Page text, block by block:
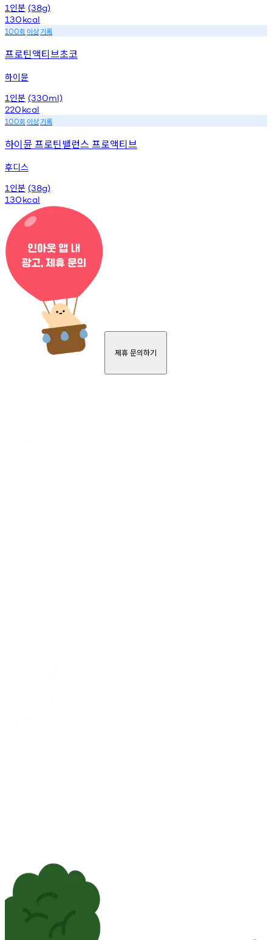
1 인분 (38g)
130kcal
100회 이상기록
프로틴액티브초코
하이뮨
1 인분 (330ml)
220kcal
100회 이상기록
하이뮨 프로틴밸런스 프로액티브
후디스
1 인분 (38g)
130kcal
제휴 문의하기